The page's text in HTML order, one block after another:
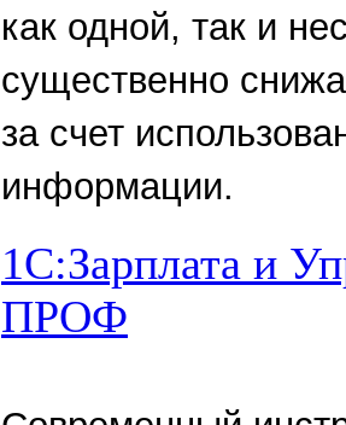
как одной, так и
существенно
за счет
информации.
1С:Зарплата и
ПРОФ